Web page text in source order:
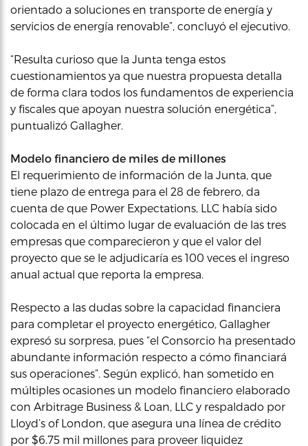
orientado a soluciones en transporte de energía y
servicios de energía renovable”, concluyó el ejecutivo.
“Resulta curioso que la Junta tenga estos
cuestionamientos ya que nuestra propuesta detalla
de forma clara todos los fundamentos de experiencia
y fiscales que apoyan nuestra solución energética”,
puntualizó Gallagher.
Modelo financiero de miles de millones
El requerimiento de información de la Junta, que
tiene plazo de entrega para el 28 de febrero, da
cuenta de que Power Expectations, LLC había sido
colocada en el último lugar de evaluación de las tres
empresas que comparecieron y que el valor del
proyecto que se le adjudicaría es 100 veces el ingreso
anual actual que reporta la empresa.
Respecto a las dudas sobre la capacidad financiera
para completar el proyecto energético, Gallagher
expresó su sorpresa, pues “el Consorcio ha presentado
abundante información respecto a cómo financiará
sus operaciones”. Según explicó, han sometido en
múltiples ocasiones un modelo financiero elaborado
con Arbitrage Business & Loan, LLC y respaldado por
Lloyd’s of London, que asegura una línea de crédito
por $6.75 mil millones para proveer liquidez